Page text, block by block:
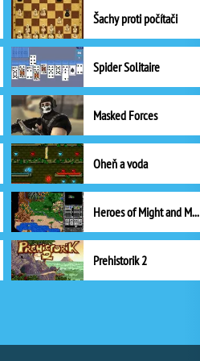
Šachy proti počítači
Spider Solitaire
Masked Forces
Oheň a voda
Heroes of Might and Magic II
Prehistorik 2